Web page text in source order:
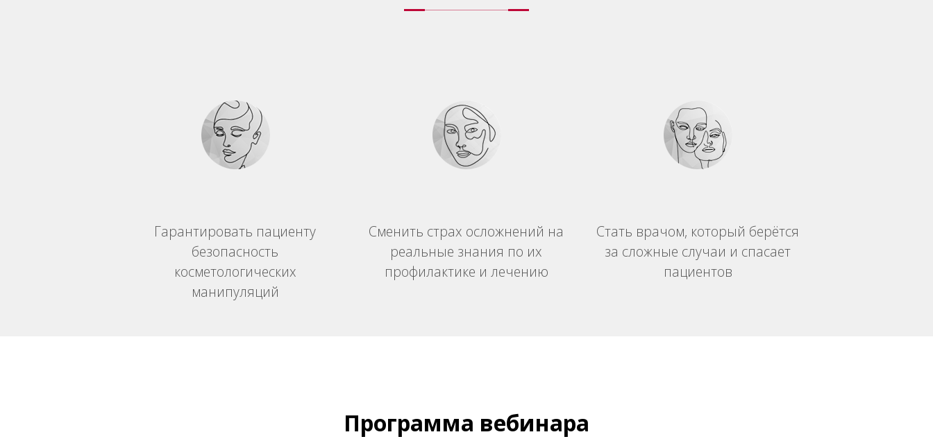
Гарантировать пациенту
безопасность
косметологических
манипуляций
Сменить страх осложнений на
реальные знания по их
профилактике и лечению
Стать врачом, который берётся
за сложные случаи и спасает
пациентов
Программа вебинара